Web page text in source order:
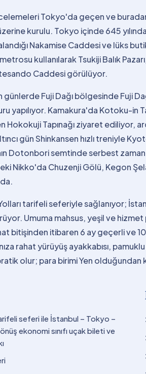
Tokyo'da geçen ve
kurulu. Tokyo içinde 645
Nakamise Caddesi ve lüks
kullanılarak Tsukiji Balık
Caddesi görülüyor.
günlerde Fuji Dağı bölgesinde Fuji
yapılıyor. Kamakura'da Kotoku-in
Hokokuji Tapınağı ziyaret ediliyor,
gün Shinkansen hızlı treniyle
Dotonbori semtinde serbest
Nikko'da Chuzenji Gölü, Kegon
tarifeli seferiyle sağlanıyor;
Umuma mahsus, yeşil ve
bitişinden itibaren 6 ay geçerli ve 10
rahat yürüyüş ayakkabısı,
olur; para birimi Yen olduğundan
seferi ile İstanbul – Tokyo –
ekonomi sınıfı uçak bileti ve